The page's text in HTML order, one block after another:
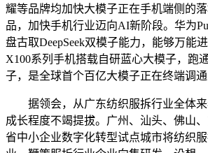
耀等品牌均加快大模子正在手机端侧的
品，加快手机行业迈向AI新阶段。华为
盘古取DeepSeek双模子能力，能够万能
X100系列手机搭载自研蓝心大模子，跑
子，是全球首个百亿大模子正在终端调通
据领会，从广东纺织服拆行业全体来
成长程度不竭提拔。广州、汕头、佛山
省中小企业数字化转型试点城市将纺织